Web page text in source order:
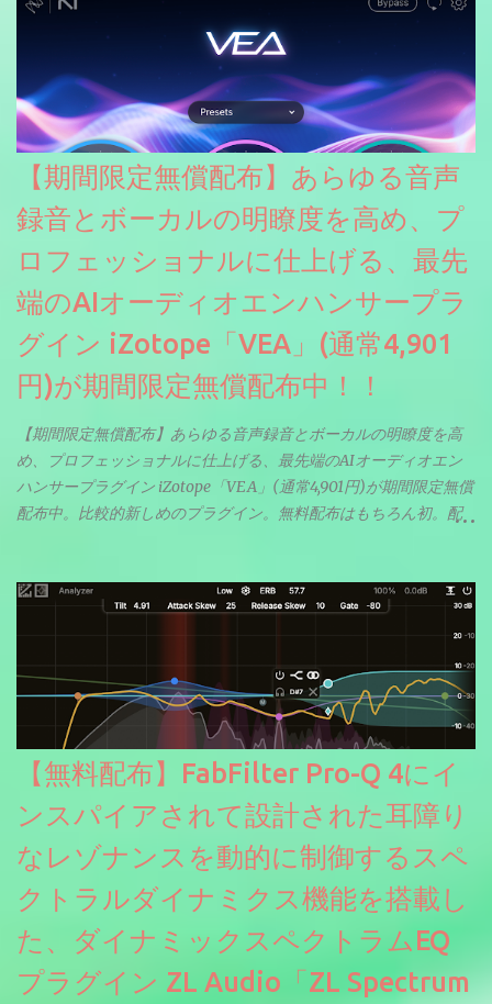
【期間限定無償配布】あらゆる音声
録音とボーカルの明瞭度を高め、プ
ロフェッショナルに仕上げる、最先
端のAIオーディオエンハンサープラ
グイン iZotope「VEA」(通常4,901
円)が期間限定無償配布中！！
【期間限定無償配布】あらゆる音声録音とボーカルの明瞭度を高
め、プロフェッショナルに仕上げる、最先端のAIオーディオエン
ハンサープラグイン iZotope「VEA」(通常4,901円)が期間限定無償
配布中。比較的新しめのプラグイン。無料配布はもちろん初。配
【無料配布】FabFilter Pro-Q 4にイ
ンスパイアされて設計された耳障り
なレゾナンスを動的に制御するスペ
クトラルダイナミクス機能を搭載し
た、ダイナミックスペクトラムEQ
プラグイン ZL Audio「ZL Spectrum